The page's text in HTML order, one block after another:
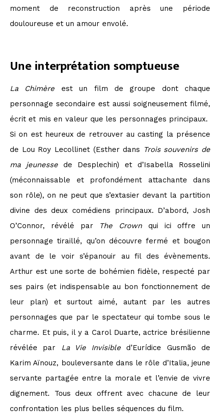
moment de reconstruction après une période
douloureuse et un amour envolé.
Une interprétation somptueuse
La Chimère est un film de groupe dont chaque
personnage secondaire est aussi soigneusement filmé,
écrit et mis en valeur que les personnages principaux.
Si on est heureux de retrouver au casting la présence
de Lou Roy Lecollinet (Esther dans Trois souvenirs de
ma jeunesse de Desplechin) et d’Isabella Rosselini
(méconnaissable et profondément attachante dans
son rôle), on ne peut que s’extasier devant la partition
divine des deux comédiens principaux. D’abord, Josh
O’Connor, révélé par The Crownqui ici offre un
personnage tiraillé, qu’on découvre fermé et bougon
avant de le voir s’épanouir au fil des évènements.
Arthur est une sorte de bohémien fidèle, respecté par
ses pairs (et indispensable au bon fonctionnement de
leur plan) et surtout aimé, autant par les autres
personnages que par le spectateur qui tombe sous le
charme. Et puis, il y a Carol Duarte, actrice brésilienne
révélée par La Vie Invisible d’Eurídice Gusmão de
Karim Aïnouz, bouleversante dans le rôle d’Italia, jeune
servante partagée entre la morale et l’envie de vivre
dignement. Tous deux offrent avec chacune de leur
confrontation les plus belles séquences du film.